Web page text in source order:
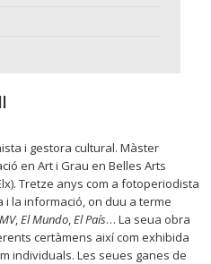
i gestora cultural. Màster
en Art i Grau en Belles Arts
Tretze anys com a fotoperiodista
i la informació, on duu a terme
,El Mundo,El País… La seua obra
certàmens així com exhibida
individuals. Les seues ganes de